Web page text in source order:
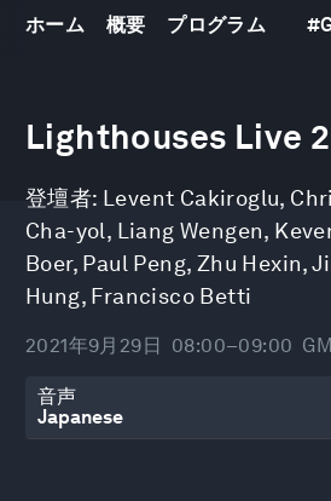
ホーム 概要 プログラム #
Lighthouses Live
登壇者: Levent Cakiroglu,
Cha-yol, Liang Wengen,
Boer, Paul Peng, Zhu Hexin,
Hung, Francisco Betti
2021年9月29日 08:00–09:00
音声
seconds
1
minute,
29
seconds